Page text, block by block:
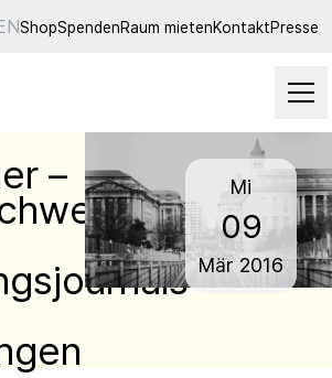
ShopSpendenRaum mietenKontaktPresse
– Mi
09
Mär 2016